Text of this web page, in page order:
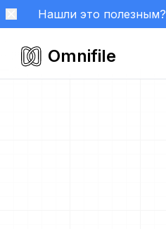
Нашли это полезным?
Omnifile